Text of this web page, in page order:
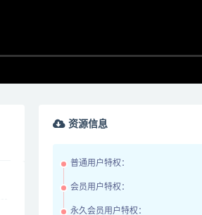
资源信息
普通用户特权：
会员用户特权：
永久会员用户特权：